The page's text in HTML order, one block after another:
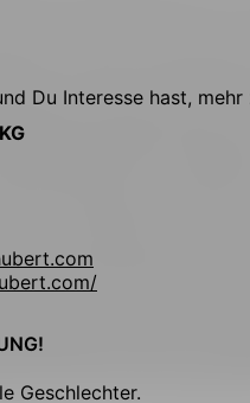
Du Interesse hast,
Geschlechter.